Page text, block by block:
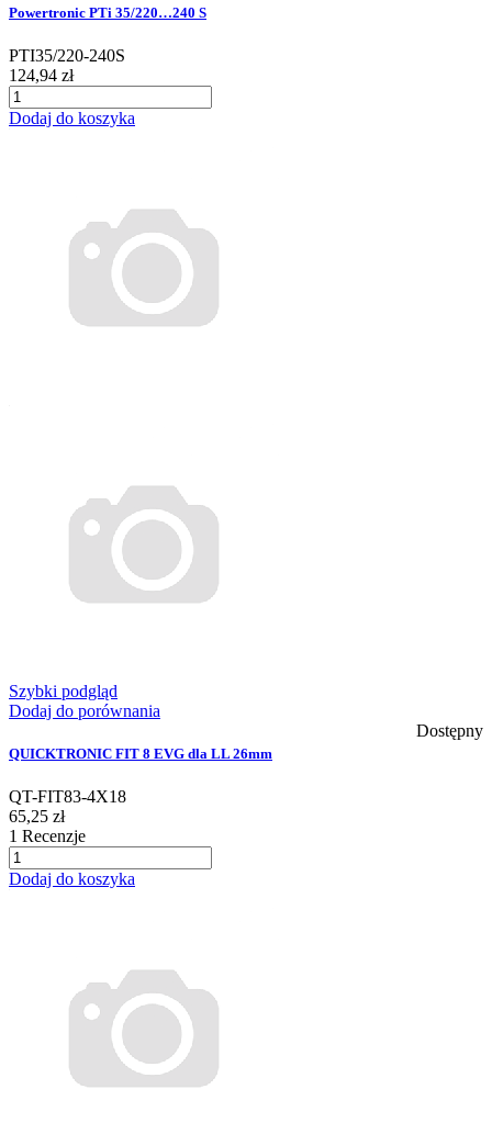
Powertronic PTi 35/220…240 S
PTI35/220-240S
124,94 zł
Dodaj do koszyka
Szybki podgląd
Dodaj do porównania
Dostępny
QUICKTRONIC FIT 8 EVG dla LL 26mm
QT-FIT83-4X18
65,25 zł
1 Recenzje
Dodaj do koszyka